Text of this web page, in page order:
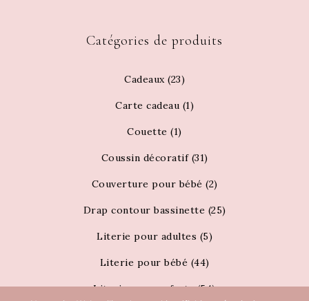
Catégories de produits
Cadeaux (23)
Carte cadeau (1)
Couette (1)
Coussin décoratif (31)
Couverture pour bébé (2)
Drap contour bassinette (25)
Literie pour adultes (5)
Literie pour bébé (44)
Literie pour enfants (54)